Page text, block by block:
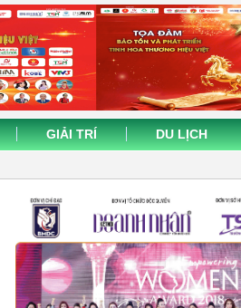
GIẢI TRÍ DU LỊCH